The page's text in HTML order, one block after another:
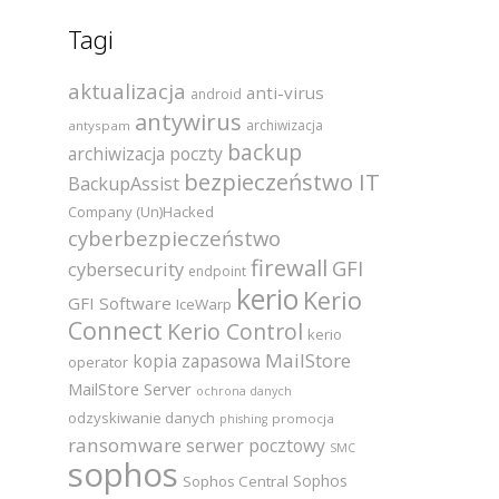
Tagi
aktualizacja android anti-virus
antyspam antywirus archiwizacja
archiwizacja poczty backup
BackupAssist bezpieczeństwo IT
Company (Un)Hacked
cyberbezpieczeństwo
cybersecurity endpoint firewall GFI
GFI Software IceWarp kerio Kerio
Connect Kerio Control kerio
operator kopia zapasowa MailStore
MailStore Server ochrona danych
odzyskiwanie danych phishing promocja
ransomware serwer pocztowy SMC
sophos Sophos Central Sophos